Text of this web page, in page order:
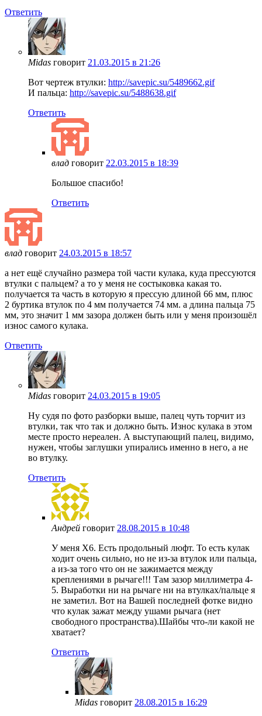
Ответить
Midas говорит 21.03.2015 в 21:26
Вот чертеж втулки: http://savepic.su/5489662.gif
И пальца: http://savepic.su/5488638.gif
Ответить
влад говорит 22.03.2015 в 18:39
Большое спасибо!
Ответить
влад говорит 24.03.2015 в 18:57
а нет ещё случайно размера той части кулака, куда прессуются
втулки с пальцем? а то у меня не состыковка какая то.
получается та часть в которую я прессую длиной 66 мм, плюс
2 буртика втулок по 4 мм получается 74 мм. а длина пальца 75
мм, это значит 1 мм зазора должен быть или у меня произошёл
износ самого кулака.
Ответить
Midas говорит 24.03.2015 в 19:05
Ну судя по фото разборки выше, палец чуть торчит из
втулки, так что так и должно быть. Износ кулака в этом
месте просто нереален. А выступающий палец, видимо,
нужен, чтобы заглушки упирались именно в него, а не
во втулку.
Ответить
Андрей говорит 28.08.2015 в 10:48
У меня X6. Есть продольный люфт. То есть кулак
ходит очень сильно, но не из-за втулок или пальца,
а из-за того что он не зажимается между
креплениями в рычаге!!! Там зазор миллиметра 4-
5. Выработки ни на рычаге ни на втулках/пальце я
не заметил. Вот на Вашей последней фотке видно
что кулак зажат между ушами рычага (нет
свободного пространства).Шайбы что-ли какой не
хватает?
Ответить
Midas говорит 28.08.2015 в 16:29